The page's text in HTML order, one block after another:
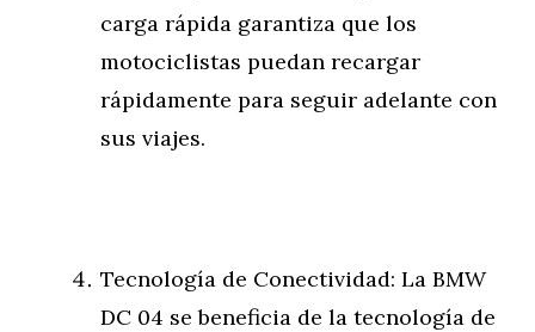
carga rápida garantiza que los
motociclistas puedan recargar
rápidamente para seguir adelante con
sus viajes.
Tecnología de Conectividad: La BMW
DC 04 se beneficia de la tecnología de